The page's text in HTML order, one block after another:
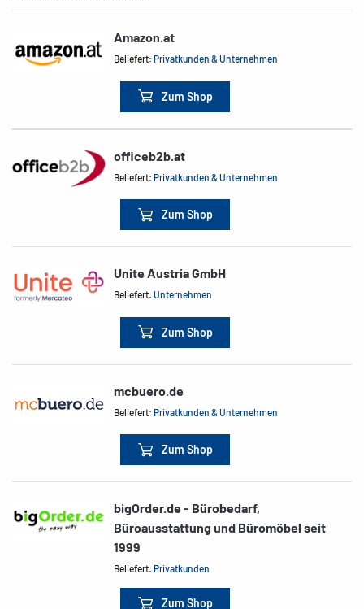
Amazon.at
Beliefert:Privatkunden & Unternehmen
Zum Shop
officeb2b.at
Beliefert:Privatkunden & Unternehmen
Zum Shop
Unite Austria GmbH
Beliefert:Unternehmen
Zum Shop
mcbuero.de
Beliefert:Privatkunden & Unternehmen
Zum Shop
bigOrder.de - Bürobedarf,
Büroausstattung und Büromöbel seit
1999
Beliefert:Privatkunden
Zum Shop